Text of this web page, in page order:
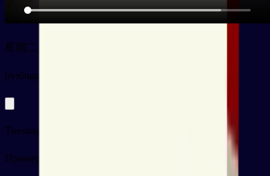
星期二
pyxīngqīèr
Tuesday
Примеры